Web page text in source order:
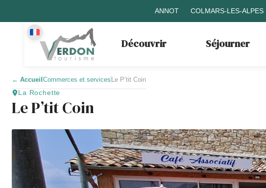
ANNOT COLMARS-LES-ALPES
Découvrir Séjourner
← AccueilCommerces et services Le P’tit Coin
La Rochette
Le P’tit Coin